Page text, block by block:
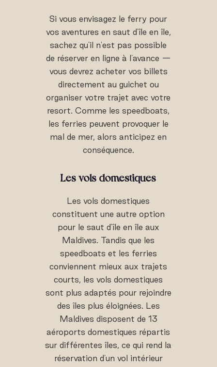
Si vous envisagez le ferry pour
vos aventures en saut d'île en île,
sachez qu'il n'est pas possible
de réserver en ligne à l'avance —
vous devrez acheter vos billets
directement au guichet ou
organiser votre trajet avec votre
resort. Comme les speedboats,
les ferries peuvent provoquer le
mal de mer, alors anticipez en
conséquence.
Les vols domestiques
Les vols domestiques
constituent une autre option
pour le saut d'île en île aux
Maldives. Tandis que les
speedboats et les ferries
conviennent mieux aux trajets
courts, les vols domestiques
sont plus adaptés pour rejoindre
des îles plus éloignées. Les
Maldives disposent de 13
aéroports domestiques répartis
sur différentes îles, ce qui rend la
réservation d'un vol intérieur